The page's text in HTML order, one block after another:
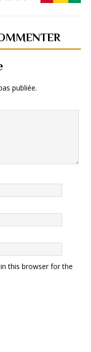
publiée.
this browser for the